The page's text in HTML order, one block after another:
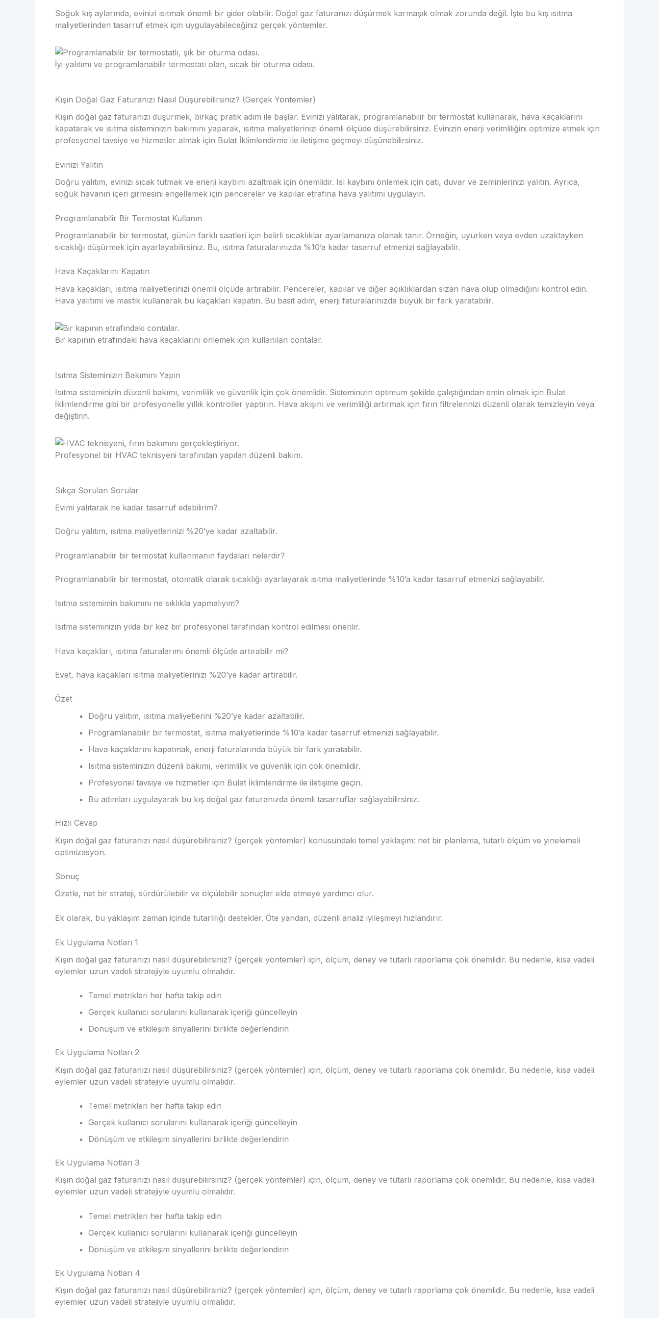
Soğuk kış aylarında, evinizi ısıtmak önemli bir gider olabilir. Doğal gaz faturanızı düşürmek karmaşık olmak zorunda değil. İşte bu kış ısıtma
maliyetlerinden tasarruf etmek için uygulayabileceğiniz gerçek yöntemler.
İyi yalıtımı ve programlanabilir termostatı olan, sıcak bir oturma odası.
Kışın Doğal Gaz Faturanızı Nasıl Düşürebilirsiniz? (Gerçek Yöntemler)
Kışın doğal gaz faturanızı düşürmek, birkaç pratik adım ile başlar. Evinizi yalıtarak, programlanabilir bir termostat kullanarak, hava kaçaklarını
kapatarak ve ısıtma sisteminizin bakımını yaparak, ısıtma maliyetlerinizi önemli ölçüde düşürebilirsiniz. Evinizin enerji verimliliğini optimize etmek için
profesyonel tavsiye ve hizmetler almak için Bulat İklimlendirme ile iletişime geçmeyi düşünebilirsiniz.
Evinizi Yalıtın
Doğru yalıtım, evinizi sıcak tutmak ve enerji kaybını azaltmak için önemlidir. Isı kaybını önlemek için çatı, duvar ve zeminlerinizi yalıtın. Ayrıca,
soğuk havanın içeri girmesini engellemek için pencereler ve kapılar etrafına hava yalıtımı uygulayın.
Programlanabilir Bir Termostat Kullanın
Programlanabilir bir termostat, günün farklı saatleri için belirli sıcaklıklar ayarlamanıza olanak tanır. Örneğin, uyurken veya evden uzaktayken
sıcaklığı düşürmek için ayarlayabilirsiniz. Bu, ısıtma faturalarınızda %10’a kadar tasarruf etmenizi sağlayabilir.
Hava Kaçaklarını Kapatın
Hava kaçakları, ısıtma maliyetlerinizi önemli ölçüde artırabilir. Pencereler, kapılar ve diğer açıklıklardan sızan hava olup olmadığını kontrol edin.
Hava yalıtımı ve mastik kullanarak bu kaçakları kapatın. Bu basit adım, enerji faturalarınızda büyük bir fark yaratabilir.
Bir kapının etrafındaki hava kaçaklarını önlemek için kullanılan contalar.
Isıtma Sisteminizin Bakımını Yapın
Isıtma sisteminizin düzenli bakımı, verimlilik ve güvenlik için çok önemlidir. Sisteminizin optimum şekilde çalıştığından emin olmak için Bulat
İklimlendirme gibi bir profesyonelle yıllık kontroller yaptırın. Hava akışını ve verimliliği artırmak için fırın filtrelerinizi düzenli olarak temizleyin veya
değiştirin.
Profesyonel bir HVAC teknisyeni tarafından yapılan düzenli bakım.
Sıkça Sorulan Sorular
Evimi yalıtarak ne kadar tasarruf edebilirim?
Doğru yalıtım, ısıtma maliyetlerinizi %20’ye kadar azaltabilir.
Programlanabilir bir termostat kullanmanın faydaları nelerdir?
Programlanabilir bir termostat, otomatik olarak sıcaklığı ayarlayarak ısıtma maliyetlerinde %10’a kadar tasarruf etmenizi sağlayabilir.
Isıtma sistemimin bakımını ne sıklıkla yapmalıyım?
Isıtma sisteminizin yılda bir kez bir profesyonel tarafından kontrol edilmesi önerilir.
Hava kaçakları, ısıtma faturalarımı önemli ölçüde artırabilir mi?
Evet, hava kaçakları ısıtma maliyetlerinizi %20’ye kadar artırabilir.
Özet
Doğru yalıtım, ısıtma maliyetlerini %20’ye kadar azaltabilir.
Programlanabilir bir termostat, ısıtma maliyetlerinde %10’a kadar tasarruf etmenizi sağlayabilir.
Hava kaçaklarını kapatmak, enerji faturalarında büyük bir fark yaratabilir.
Isıtma sisteminizin düzenli bakımı, verimlilik ve güvenlik için çok önemlidir.
Profesyonel tavsiye ve hizmetler için Bulat İklimlendirme ile iletişime geçin.
Bu adımları uygulayarak bu kış doğal gaz faturanızda önemli tasarruflar sağlayabilirsiniz.
Hızlı Cevap
Kışın doğal gaz faturanızı nasıl düşürebilirsiniz? (gerçek yöntemler) konusundaki temel yaklaşım: net bir planlama, tutarlı ölçüm ve yinelemeli
optimizasyon.
Sonuç
Özetle, net bir strateji, sürdürülebilir ve ölçülebilir sonuçlar elde etmeye yardımcı olur.
Ek olarak, bu yaklaşım zaman içinde tutarlılığı destekler. Öte yandan, düzenli analiz iyileşmeyi hızlandırır.
Ek Uygulama Notları 1
Kışın doğal gaz faturanızı nasıl düşürebilirsiniz? (gerçek yöntemler) için, ölçüm, deney ve tutarlı raporlama çok önemlidir. Bu nedenle, kısa vadeli
eylemler uzun vadeli stratejiyle uyumlu olmalıdır.
Temel metrikleri her hafta takip edin
Gerçek kullanıcı sorularını kullanarak içeriği güncelleyin
Dönüşüm ve etkileşim sinyallerini birlikte değerlendirin
Ek Uygulama Notları 2
Kışın doğal gaz faturanızı nasıl düşürebilirsiniz? (gerçek yöntemler) için, ölçüm, deney ve tutarlı raporlama çok önemlidir. Bu nedenle, kısa vadeli
eylemler uzun vadeli stratejiyle uyumlu olmalıdır.
Temel metrikleri her hafta takip edin
Gerçek kullanıcı sorularını kullanarak içeriği güncelleyin
Dönüşüm ve etkileşim sinyallerini birlikte değerlendirin
Ek Uygulama Notları 3
Kışın doğal gaz faturanızı nasıl düşürebilirsiniz? (gerçek yöntemler) için, ölçüm, deney ve tutarlı raporlama çok önemlidir. Bu nedenle, kısa vadeli
eylemler uzun vadeli stratejiyle uyumlu olmalıdır.
Temel metrikleri her hafta takip edin
Gerçek kullanıcı sorularını kullanarak içeriği güncelleyin
Dönüşüm ve etkileşim sinyallerini birlikte değerlendirin
Ek Uygulama Notları 4
Kışın doğal gaz faturanızı nasıl düşürebilirsiniz? (gerçek yöntemler) için, ölçüm, deney ve tutarlı raporlama çok önemlidir. Bu nedenle, kısa vadeli
eylemler uzun vadeli stratejiyle uyumlu olmalıdır.